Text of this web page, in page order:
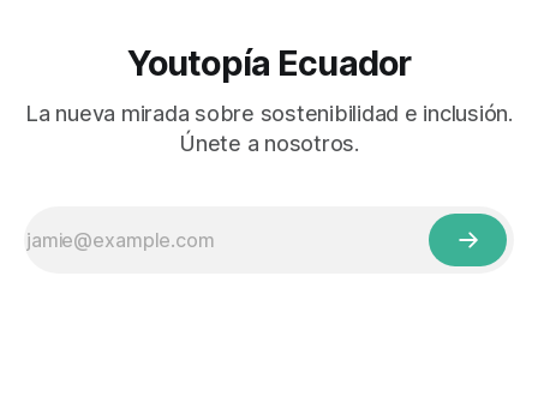
Youtopía Ecuador
La nueva mirada sobre sostenibilidad e inclusión.
Únete a nosotros.